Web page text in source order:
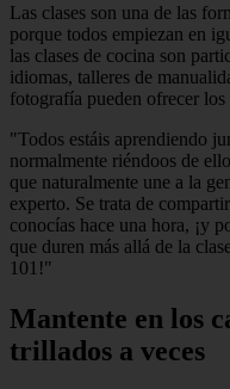
Las clases son una de las
porque todos empiezan en
las clases de cocina son
idiomas, talleres de
fotografía pueden ofrecer
"Todos estáis aprendiendo
normalmente riéndoos de
que naturalmente une a la
experto. Se trata de
conocías hace una hora, ¡y
que duren más allá de la
101!"
Mantente en los
trillados a veces